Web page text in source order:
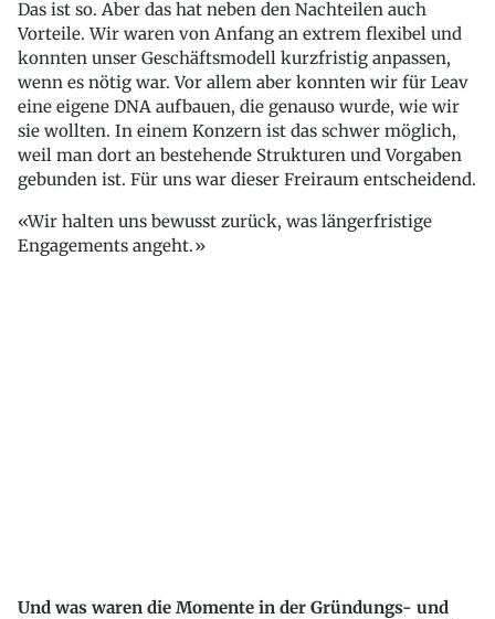
Das ist so. Aber das hat neben den Nachteilen auch
Vorteile. Wir waren von Anfang an extrem flexibel und
konnten unser Geschäftsmodell kurzfristig anpassen,
wenn es nötig war. Vor allem aber konnten wir für Leav
eine eigene DNA aufbauen, die genauso wurde, wie wir
sie wollten. In einem Konzern ist das schwer möglich,
weil man dort an bestehende Strukturen und Vorgaben
gebunden ist. Für uns war dieser Freiraum entscheidend.
Wir halten uns bewusst zurück, was längerfristige
Engagements angeht.
Und was waren die Momente in der Gründungs- und